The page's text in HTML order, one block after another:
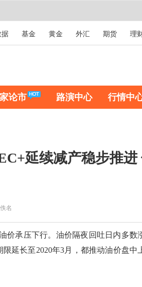
据 基金 黄金 外汇 期货 理
论市 路演中心 行情中
延续减产稳步推进
名
承压下行。油价隔夜回吐日内多数
延长至2020年3月，都推动油价盘中